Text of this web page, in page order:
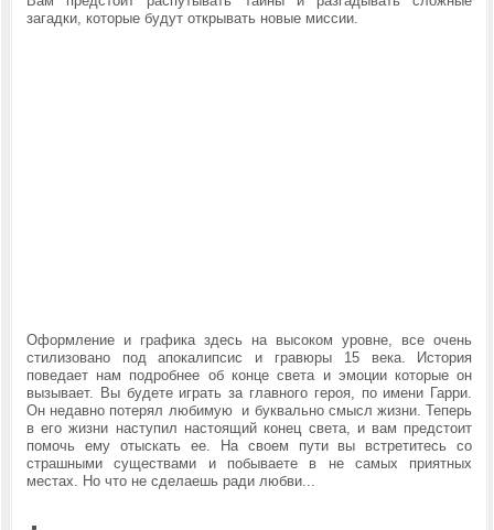
загадки, которые будут открывать новые миссии.
Оформление и графика здесь на высоком уровне, все очень
стилизовано под апокалипсис и гравюры 15 века. История
поведает нам подробнее об конце света и эмоции которые он
вызывает. Вы будете играть за главного героя, по имени Гарри.
Он недавно потерял любимую и буквально смысл жизни. Теперь
в его жизни наступил настоящий конец света, и вам предстоит
помочь ему отыскать ее. На своем пути вы встретитесь со
страшными существами и побываете в не самых приятных
местах. Но что не сделаешь ради любви...